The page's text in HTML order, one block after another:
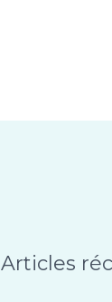
Articles